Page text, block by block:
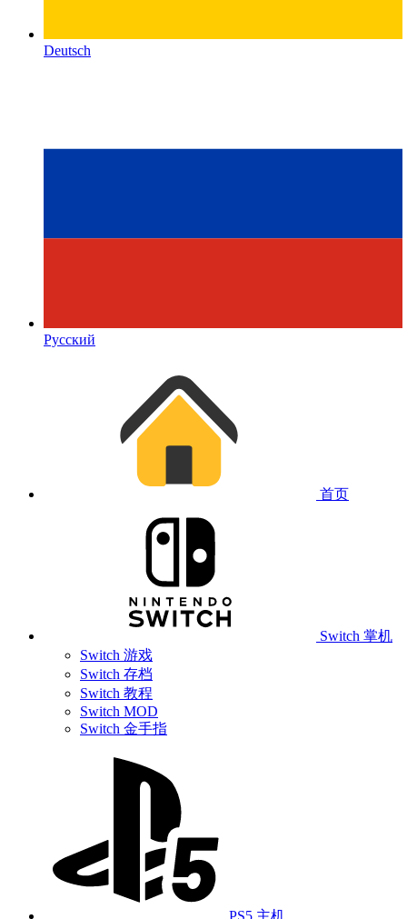
Deutsch
Русский
首页
Switch 掌机
Switch 游戏
Switch 存档
Switch 教程
Switch MOD
Switch 金手指